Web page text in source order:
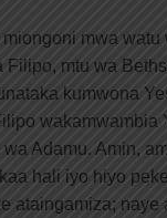
mwa
mtu wa
kumwona
Adamu. Amin,
hali iyo hiyo
ataingamiza;